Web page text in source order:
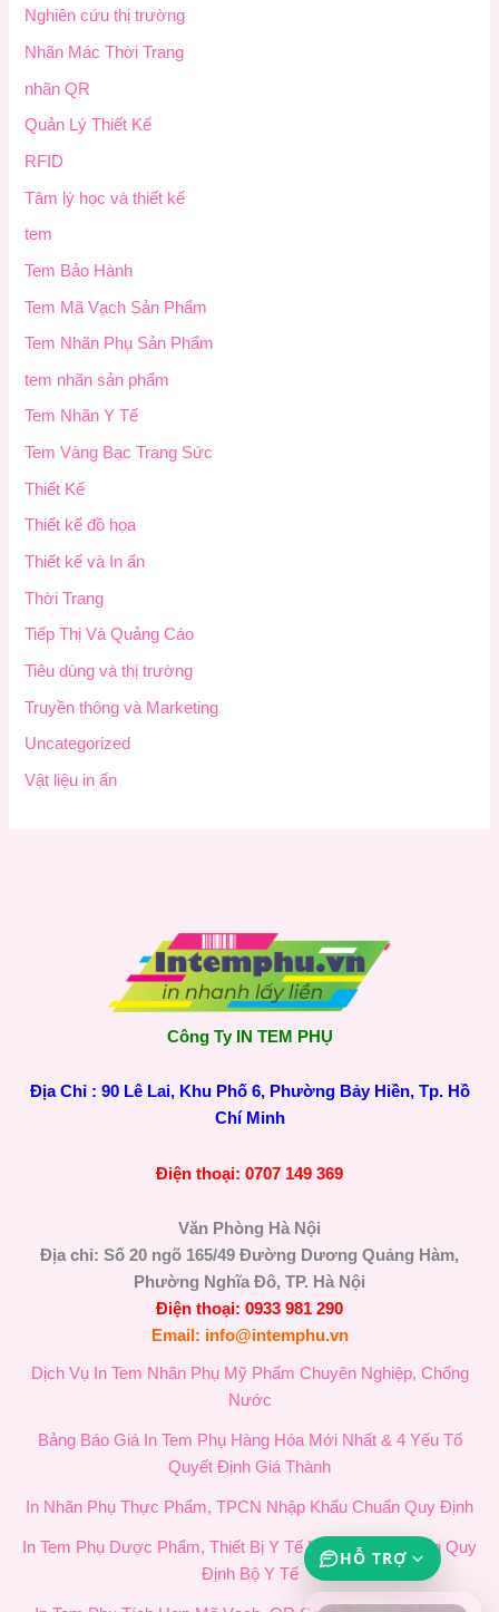
Nghiên cứu thị trường
Nhãn Mác Thời Trang
nhãn QR
Quản Lý Thiết Kế
RFID
Tâm lý học và thiết kế
tem
Tem Bảo Hành
Tem Mã Vạch Sản Phẩm
Tem Nhãn Phụ Sản Phẩm
tem nhãn sản phẩm
Tem Nhãn Y Tế
Tem Vàng Bạc Trang Sức
Thiết Kế
Thiết kế đồ họa
Thiết kế và In ấn
Thời Trang
Tiếp Thị Và Quảng Cáo
Tiêu dùng và thị trường
Truyền thông và Marketing
Uncategorized
Vật liệu in ấn
Công Ty IN TEM PHỤ
Địa Chỉ : 90 Lê Lai, Khu Phố 6, Phường Bảy Hiền, Tp. Hồ
Chí Minh
Điện thoại: 0707 149 369
Văn Phòng Hà Nội
Địa chỉ: Số 20 ngõ 165/49 Đường Dương Quảng Hàm,
Phường Nghĩa Đô, TP. Hà Nội
Điện thoại: 0933 981 290
Email: info@intemphu.vn
Dịch Vụ In Tem Nhãn Phụ Mỹ Phẩm Chuyên Nghiệp, Chống
Nước
Bảng Báo Giá In Tem Phụ Hàng Hóa Mới Nhất & 4 Yếu Tố
Quyết Định Giá Thành
In Nhãn Phụ Thực Phẩm, TPCN Nhập Khẩu Chuẩn Quy Định
In Tem Phụ Dược Phẩm, Thiết Bị Y Tế Nhập Khẩu Chuẩn Quy
Định Bộ Y Tế
HỖ TRỢ